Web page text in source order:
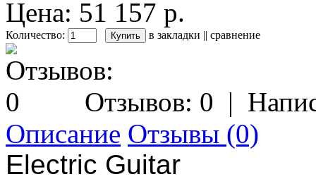
Цена: 51 157 р.
Количество: в закладки || сравнение
Отзывов: 0 |
Описание Отзывы (0)
Electric Guitar